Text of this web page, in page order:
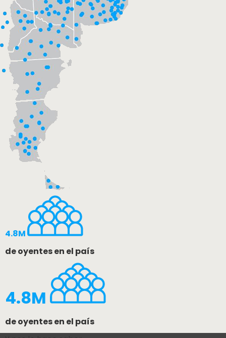
4.8M
de oyentes en el país
4.8M
de oyentes en el país